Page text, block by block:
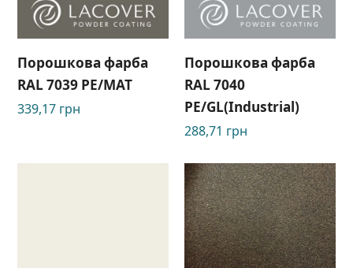
Порошкова фарба
RAL 7039 PE/MAT
339,17 грн
Порошкова фарба
RAL 7040
РЕ/GL(Industrial)
288,71 грн